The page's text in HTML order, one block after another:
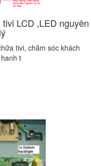
LCD ,LED nguyên
tivi, chăm sóc khách
t